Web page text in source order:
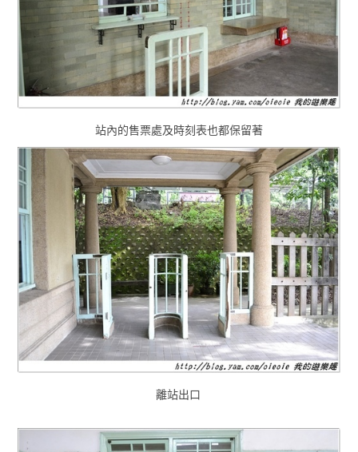
站內的售票處及時刻表也都保留著
離站出口